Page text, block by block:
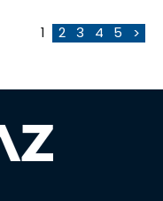
1 2 3 4 5 >